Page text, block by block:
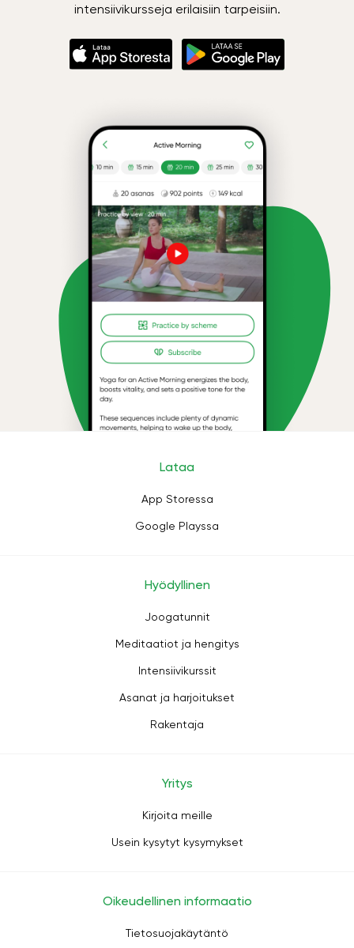
intensiivikursseja erilaisiin tarpeisiin.
Lataa
App Storessa
Google Playssa
Hyödyllinen
Joogatunnit
Meditaatiot ja hengitys
Intensiivikurssit
Asanat ja harjoitukset
Rakentaja
Yritys
Kirjoita meille
Usein kysytyt kysymykset
Oikeudellinen informaatio
Tietosuojakäytäntö